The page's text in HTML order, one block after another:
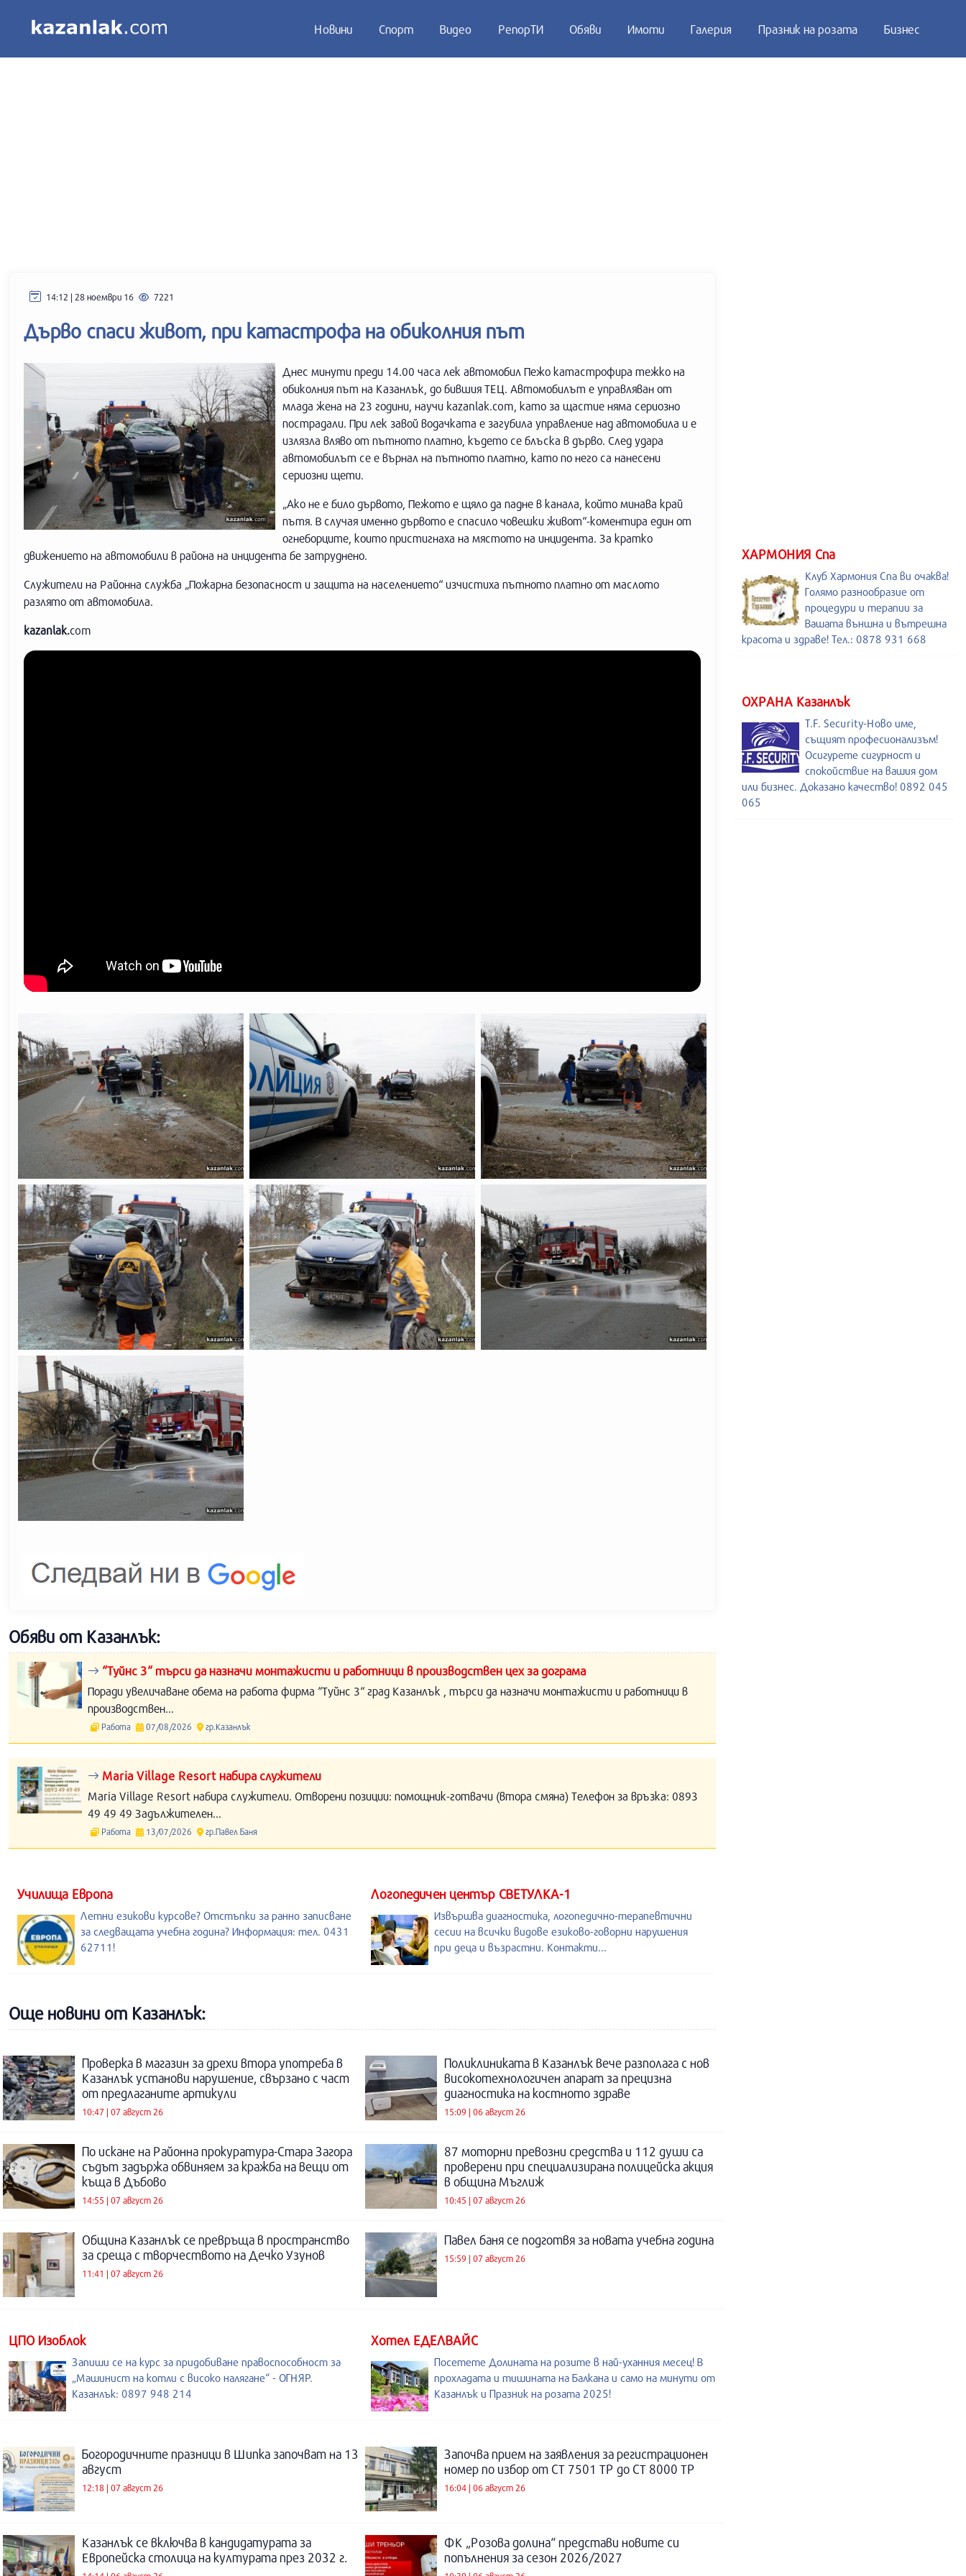
Новини Спорт Видео РепорТИ Обяви Имоти Галерия Празник на розата Бизнес
14:12 | 28 ноември 16 7221
Дърво спаси живот, при катастрофа на обиколния път
Днес минути преди 14.00 часа лек автомобил Пежо катастрофира тежко на
обиколния път на Казанлък, до бившия ТЕЦ. Автомобилът е управляван от
млада жена на 23 години, научи kazanlak.com, като за щастие няма сериозно
пострадали. При лек завой водачката е загубила управление над автомобила и е
излязла вляво от пътното платно, където се блъска в дърво. След удара
автомобилът се е върнал на пътното платно, като по него са нанесени
сериозни щети.
„Ако не е било дървото, Пежото е щяло да падне в канала, който минава край
пътя. В случая именно дървото е спасило човешки живот“-коментира един от
огнеборците, които пристигнаха на мястото на инцидента. За кратко
движението на автомобили в района на инцидента бе затруднено.
Служители на Районна служба „Пожарна безопасност и защита на населението“ изчистиха пътното платно от маслото
разлято от автомобила.
kazanlak.com
Обяви от Казанлък:
“Туйнс 3“ търси да назначи монтажисти и работници в производствен цех за дограма
Поради увеличаване обема на работа фирма “Туйнс 3“ град Казанлък , търси да назначи монтажисти и работници в
производствен...
Работа 07/08/2026 гр.Казанлък
Maria Village Resort набира служители
Maria Village Resort набира служители. Отворени позиции: помощник-готвачи (втора смяна) Телефон за връзка: 0893
49 49 49 Задължителен...
Работа 13/07/2026 гр.Павел Баня
ХАРМОНИЯ Спа
Клуб Хармония Спа ви очаква!
Голямо разнообразие от
процедури и терапии за
Вашата външна и вътрешна
красота и здраве! Тел.: 0878 931 668
ОХРАНА Казанлък
T.F. Security-Ново име,
същият професионализъм!
Осигурете сигурност и
спокойствие на вашия дом
или бизнес. Доказано качество! 0892 045
065
Училища Европа
Летни езикови курсове? Отстъпки за ранно записване
за следващата учебна година? Информация: тел. 0431
62711!
Логопедичен център СВЕТУЛКА-1
Извършва диагностика, логопедично-терапевтични
сесии на всички видове езиково-говорни нарушения
при деца и възрастни. Контакти...
Още новини от Казанлък:
Проверка в магазин за дрехи втора употреба в
Казанлък установи нарушение, свързано с част
от предлаганите артикули
10:47 | 07 август 26
Поликлиниката в Казанлък вече разполага с нов
високотехнологичен апарат за прецизна
диагностика на костното здраве
15:09 | 06 август 26
По искане на Районна прокуратура-Стара Загора
съдът задържа обвиняем за кражба на вещи от
къща в Дъбово
14:55 | 07 август 26
87 моторни превозни средства и 112 души са
проверени при специализирана полицейска акция
в община Мъглиж
10:45 | 07 август 26
Община Казанлък се превръща в пространство
за среща с творчеството на Дечко Узунов
11:41 | 07 август 26
Павел баня се подготвя за новата учебна година
15:59 | 07 август 26
ЦПО Изоблок
Запиши се на курс за придобиване правоспособност за
„Машинист на котли с високо налягане“ - ОГНЯР.
Казанлък: 0897 948 214
Хотел ЕДЕЛВАЙС
Посетете Долината на розите в най-уханния месец! В
прохладата и тишината на Балкана и само на минути от
Казанлък и Празник на розата 2025!
Богородичните празници в Шипка започват на 13
август
12:18 | 07 август 26
Започва прием на заявления за регистрационен
номер по избор от СТ 7501 ТР до СТ 8000 ТР
16:04 | 06 август 26
Казанлък се включва в кандидатурата за
Европейска столица на културата през 2032 г.
ФК „Розова долина“ представи новите си
попълнения за сезон 2026/2027